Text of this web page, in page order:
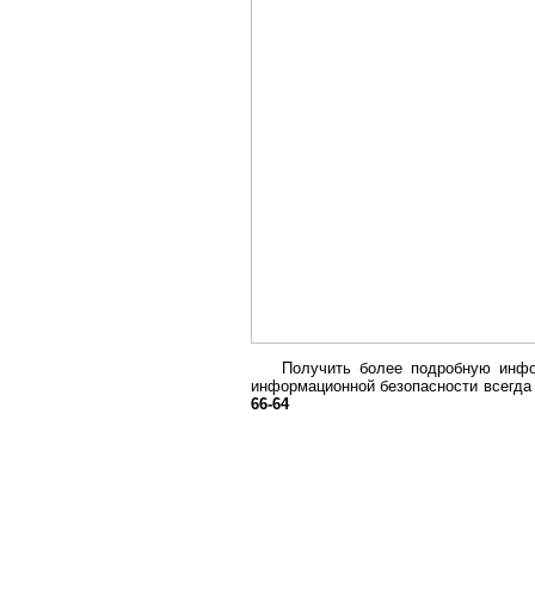
Получить более подробную
информационной безопасности
66-64